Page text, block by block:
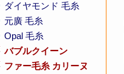
ダイヤモンド 毛糸
元廣 毛糸
Opal 毛糸
バブルクイーン
ファー毛糸 カリーヌ